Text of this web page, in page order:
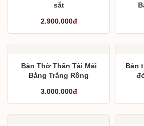
sắt
2.900.000đ
Bàn Thờ Thần Tài Mái
Bằng Trắng Rồng
3.000.000đ
Bàn